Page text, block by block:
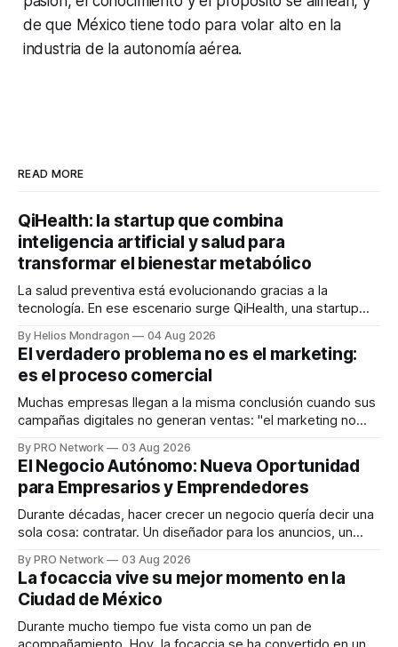
de que México tiene todo para volar alto en la
industria de la autonomía aérea.
READ MORE
QiHealth: la startup que combina
inteligencia artificial y salud para
transformar el bienestar metabólico
La salud preventiva está evolucionando gracias a la
tecnología. En ese escenario surge QiHealth, una startup
dispositivos inteligentes, inteligencia artificial y monitoreo
en tiempo real para ayudar a las personas a tomar mejores
decisiones sobre su salud metabólica. Su propuesta busca
responder
By Helios Mondragon 04 Aug 2026
El verdadero problema no es el marketing:
es el proceso comercial
Muchas empresas llegan a la misma conclusión cuando sus
campañas digitales no generan ventas: "el marketing no
INTERIUS, el problema suele estar en otro lugar. Durante
una entrevista para el podcast SER PRO, el especialista en
marketing digital explicó que
By PRO Network 03 Aug 2026
El Negocio Autónomo: Nueva Oportunidad
para Empresarios y Emprendedores
Durante décadas, hacer crecer un negocio quería decir una
sola cosa: contratar. Un diseñador para los anuncios, un
para los textos, alguien que supiera de publicidad digital
para encontrar prospectos, un vendedor para atender
llamadas y mensajes, y —con suerte— una persona
By PRO Network 03 Aug 2026
La focaccia vive su mejor momento en la
Ciudad de México
Durante mucho tiempo fue vista como un pan de